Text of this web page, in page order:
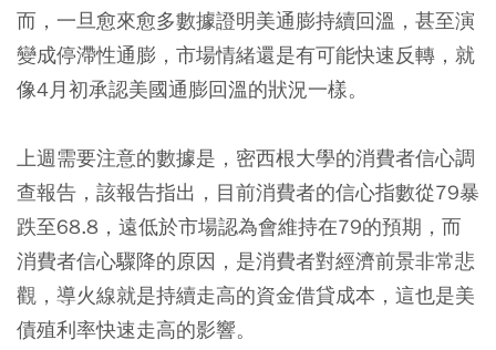
而，一旦愈來愈多數據證明美通膨持續回溫，甚至演
變成停滯性通膨，市場情緒還是有可能快速反轉，就
像4月初承認美國通膨回溫的狀況一樣。
上週需要注意的數據是，密西根大學的消費者信心調
查報告，該報告指出，目前消費者的信心指數從79暴
跌至68.8，遠低於市場認為會維持在79的預期，而
消費者信心驟降的原因，是消費者對經濟前景非常悲
觀，導火線就是持續走高的資金借貸成本，這也是美
債殖利率快速走高的影響。